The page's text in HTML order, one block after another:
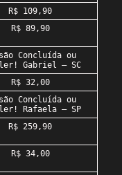
R$ 109,90
R$ 89,90
Concluída ou
Gabriel – SC
R$ 32,00
Concluída ou
Rafaela – SP
R$ 259,90
R$ 34,00